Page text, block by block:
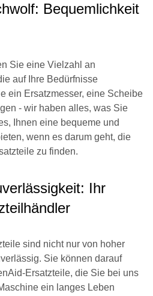
Bequemlichkeit
Sie eine Vielzahl an
auf Ihre Bedürfnisse
ein Ersatzmesser, eine Scheibe
- wir haben alles, was Sie
Ihnen eine bequeme und
wenn es darum geht, die
zu finden.
Ihr
sind nicht nur von hoher
Sie können darauf
Ersatzteile, die Sie bei uns
ein langes Leben